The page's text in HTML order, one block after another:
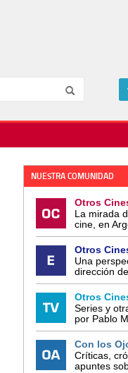
NUESTRA COMUNIDAD
Otros
La mirada
cine, en
Otros
Una
dirección
Otros
Series y
por Pablo
Con los
Críticas,
apuntes